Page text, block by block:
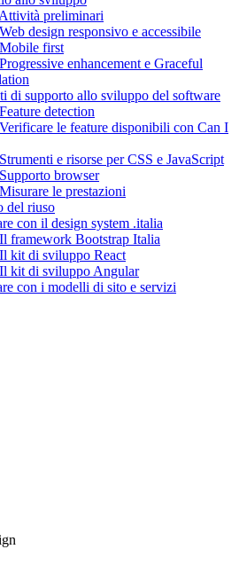
preliminari
design responsivo e accessibile
first
enhancement e Graceful
di supporto allo sviluppo del software
detection
le feature disponibili con Can I
e risorse per CSS e JavaScript
browser
le prestazioni
del riuso
con il design system .italia
framework Bootstrap Italia
kit di sviluppo React
kit di sviluppo Angular
con i modelli di sito e servizi